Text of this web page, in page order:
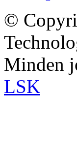
©
Minden
LSK